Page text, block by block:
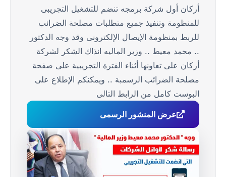
أركان أول شركة برمجه تنضم للتشغيل التجريبى
للمنظومة وتنفيذ جميع متطلبات مصلحة الضرائب
للربط بمنظومة الإيصال الإلكترونى وقد وجه الدكتور
.. محمد معيط .. وزير الماليه انذاك الشكر لشركة
أركان على تعاونها أثناء الفترة التجريبية على صفحة
مصلحة الضرائب الرسمبة .. ويمكنكم الإطلاع على
البوست كامل من الرابط التالى
عرض المنشور الرسمى